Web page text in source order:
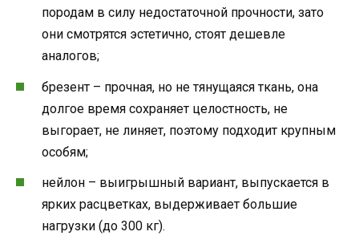
породам в силу недостаточной прочности, зато
они смотрятся эстетично, стоят дешевле
аналогов;
брезент – прочная, но не тянущаяся ткань, она
долгое время сохраняет целостность, не
выгорает, не линяет, поэтому подходит крупным
особям;
нейлон – выигрышный вариант, выпускается в
ярких расцветках, выдерживает большие
нагрузки (до 300 кг).